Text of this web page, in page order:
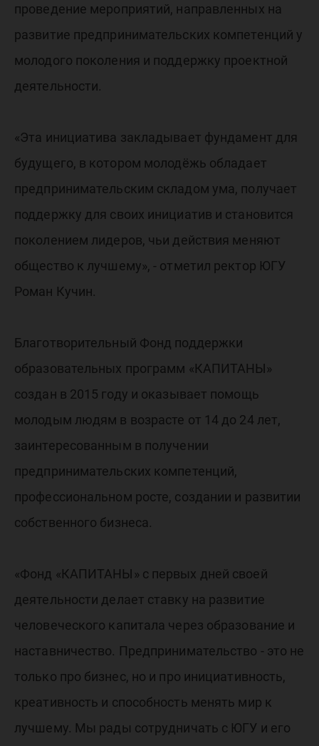
проведение мероприятий, направленных на
развитие предпринимательских компетенций у
молодого поколения и поддержку проектной
деятельности.
«Эта инициатива закладывает фундамент для
будущего, в котором молодёжь обладает
предпринимательским складом ума, получает
поддержку для своих инициатив и становится
поколением лидеров, чьи действия меняют
общество к лучшему», - отметил ректор ЮГУ
Роман Кучин.
Благотворительный Фонд поддержки
образовательных программ «КАПИТАНЫ»
создан в 2015 году и оказывает помощь
молодым людям в возрасте от 14 до 24 лет,
заинтересованным в получении
предпринимательских компетенций,
профессиональном росте, создании и развитии
собственного бизнеса.
«Фонд «КАПИТАНЫ» с первых дней своей
деятельности делает ставку на развитие
человеческого капитала через образование и
наставничество. Предпринимательство - это не
только про бизнес, но и про инициативность,
креативность и способность менять мир к
лучшему. Мы рады сотрудничать с ЮГУ и его